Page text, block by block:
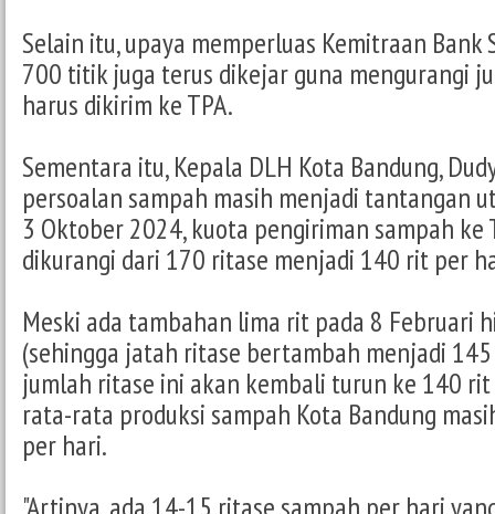
Selain itu, upaya memperluas Kemitraan Bank
700 titik juga terus dikejar guna mengurangi
harus dikirim ke TPA.
Sementara itu, Kepala DLH Kota Bandung,
persoalan sampah masih menjadi tantangan
3 Oktober 2024, kuota pengiriman sampah ke
dikurangi dari 170 ritase menjadi 140 rit per
Meski ada tambahan lima rit pada 8 Februari
(sehingga jatah ritase bertambah menjadi
jumlah ritase ini akan kembali turun ke 140
rata-rata produksi sampah Kota Bandung
per hari.
"Artinya, ada 14-15 ritase sampah per hari